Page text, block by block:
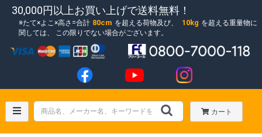
30,000円以上お買い上げで送料無料！
たて×よこ×高さ=合計 80cm を超える荷物及び、 10kg を超える重量物に
関しては、
この限りでない場合がございます。
カート